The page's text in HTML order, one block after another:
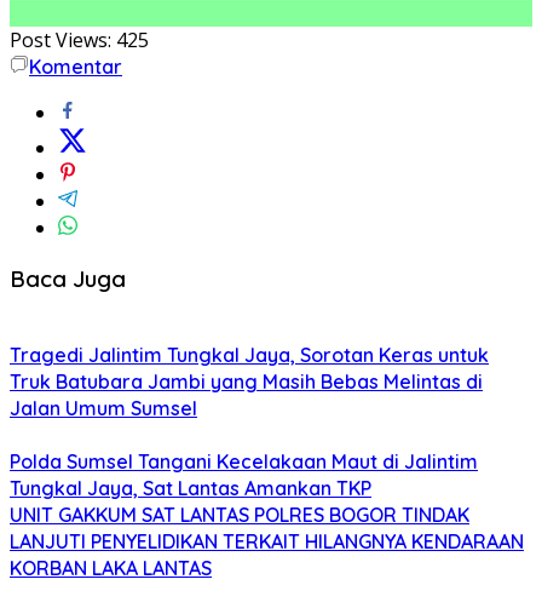
Post Views: 425
Komentar
Baca Juga
Tragedi Jalintim Tungkal Jaya, Sorotan Keras untuk
Truk Batubara Jambi yang Masih Bebas Melintas di
Jalan Umum Sumsel
Polda Sumsel Tangani Kecelakaan Maut di Jalintim
Tungkal Jaya, Sat Lantas Amankan TKP
UNIT GAKKUM SAT LANTAS POLRES BOGOR TINDAK
LANJUTI PENYELIDIKAN TERKAIT HILANGNYA KENDARAAN
KORBAN LAKA LANTAS